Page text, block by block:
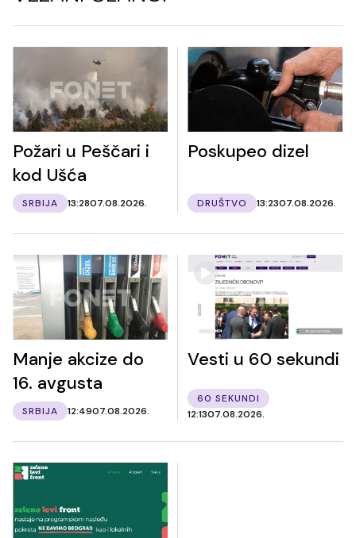
Požari u Peščari i
kod Ušća
SRBIJA 13:2807.08.2026.
Poskupeo dizel
DRUŠTVO 13:2307.08.2026.
Manje akcize do
16. avgusta
SRBIJA 12:4907.08.2026.
Vesti u 60 sekundi
60 SEKUNDI
12:1307.08.2026.